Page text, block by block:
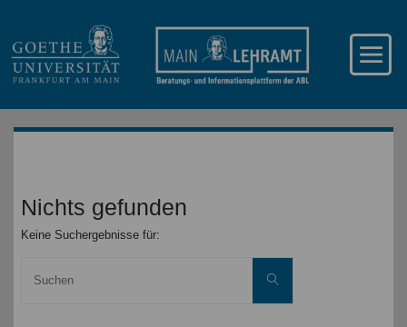
Nichts gefunden
Keine Suchergebnisse für:
Suchen